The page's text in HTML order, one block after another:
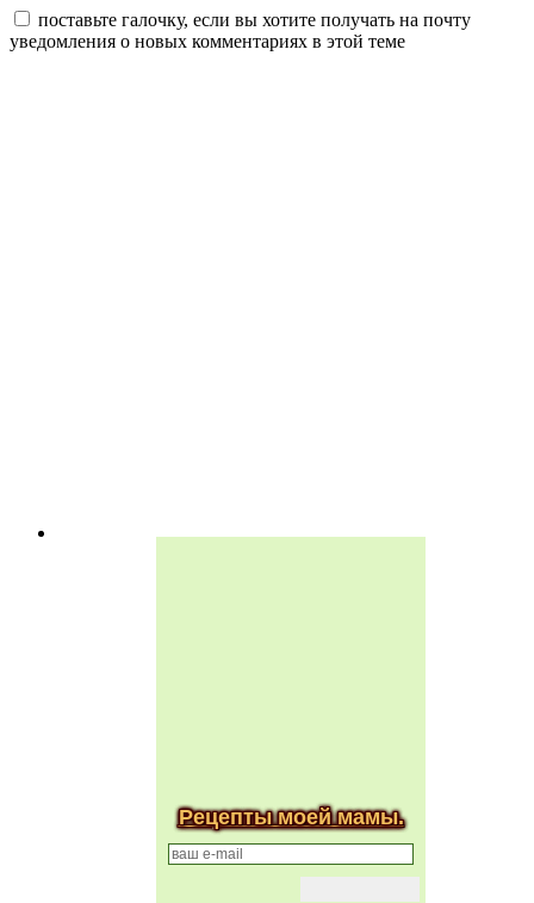
поставьте галочку, если вы хотите получать на почту
уведомления о новых комментариях в этой теме
Рецепты моей мамы.